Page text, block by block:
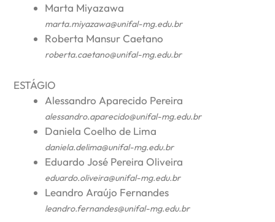
Marta Miyazawa
marta.miyazawa@unifal-mg.edu.br
Roberta Mansur Caetano
roberta.caetano@unifal-mg.edu.br
ESTÁGIO
Alessandro Aparecido Pereira
alessandro.aparecido@unifal-mg.edu.br
Daniela Coelho de Lima
daniela.delima@unifal-mg.edu.br
Eduardo José Pereira Oliveira
eduardo.oliveira@unifal-mg.edu.br
Leandro Araújo Fernandes
leandro.fernandes@unifal-mg.edu.br